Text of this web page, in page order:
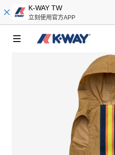
K-WAY TW
立刻使用官方APP